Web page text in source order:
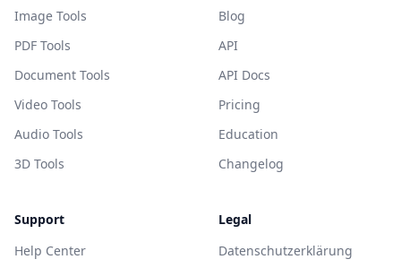
Image Tools
PDF Tools
Document Tools
Video Tools
Audio Tools
3D Tools
Blog
API
API Docs
Pricing
Education
Changelog
Support
Help Center
Legal
Datenschutzerklärung